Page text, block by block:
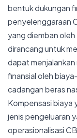
bentuk dukungan
penyelenggaraan
yang diemban
dirancang untuk
dapat
finansial oleh
cadangan beras
Kompensasi biaya
jenis pengeluaran
operasionalisasi